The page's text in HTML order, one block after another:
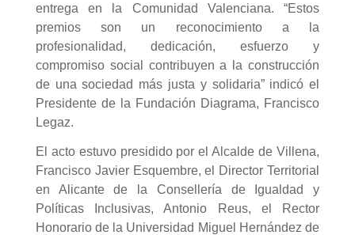
entrega en la Comunidad Valenciana. “Estos
premios son un reconocimiento a la
profesionalidad, dedicación, esfuerzo y
compromiso social contribuyen a la construcción
de una sociedad más justa y solidaria” indicó el
Presidente de la Fundación Diagrama, Francisco
Legaz.
El acto estuvo presidido por el Alcalde de Villena,
Francisco Javier Esquembre, el Director Territorial
en Alicante de la Consellería de Igualdad y
Políticas Inclusivas, Antonio Reus, el Rector
Honorario de la Universidad Miguel Hernández de